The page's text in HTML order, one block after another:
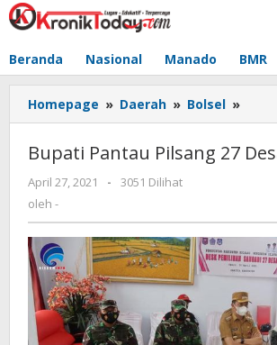
Lewati
ke
Beranda Nasional Manado BMR
Homepage » Daerah » Bolsel »
27
Bupati Pantau Pilsang 27
April 27, 2021
oleh
-
3051 Dilihat
oleh -